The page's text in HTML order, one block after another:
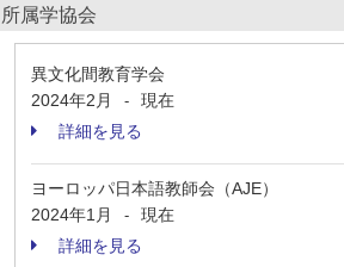
所属学協会
異文化間教育学会
2024年2月
-
現在
詳細を見る
ヨーロッパ日本語教師会（AJE）
2024年1月
-
現在
詳細を見る